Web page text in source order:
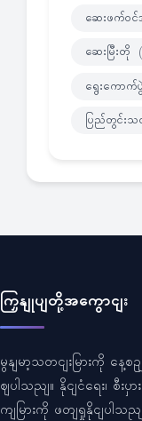
ဆေးဖက်ဝင်
ဆေးမြီးတို
ရွေးကောက်
ပြည်တွင်းသ
ကြှနျုပျတို့အကွောငျး
မွနျမာ့သတငျးမြားကို န
ဈပါသညျ။ နိုငျငံရေး၊ စီ
ကျမြားကို ဖတျရှုနိုငျပါသည